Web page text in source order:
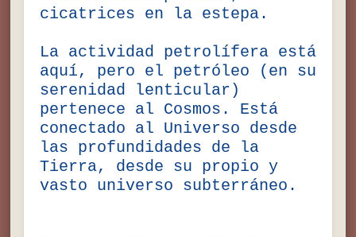
cicatrices en la estepa.
La actividad petrolífera está
aquí, pero el petróleo (en su
serenidad lenticular)
pertenece al Cosmos. Está
conectado al Universo desde
las profundidades de la
Tierra, desde su propio y
vasto universo subterráneo.